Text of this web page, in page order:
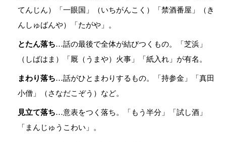
てんじん）「一眼国」（いちがんこく）「禁酒番屋」（き
んしゅばんや）「たがや」。
とたん落ち…話の最後で全体が結びつくもの。「芝浜」
（しばはま）「厩（うまや）火事」「紙入れ」が有名。
まわり落ち…話がひとまわりするもの。「持参金」「真田
小僧」（さなだこぞう）など。
見立て落ち…意表をつく落ち。「もう半分」「試し酒」
「まんじゅうこわい」。